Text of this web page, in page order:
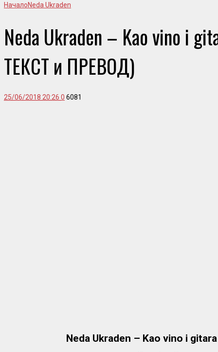
НачалоNeda Ukraden
Neda Ukraden – Kao vino i
ТЕКСТ и ПРЕВОД)
25/06/2018 20:26 0 6081
Neda Ukraden – Kao vino i